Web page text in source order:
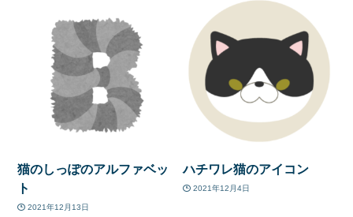
猫のしっぽのアルファベッ
ト
2021年12月13日
ハチワレ猫のアイコン
2021年12月4日